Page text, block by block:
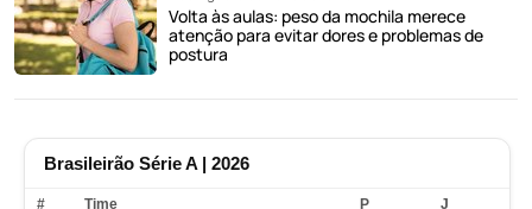
Volta às aulas: peso da mochila merece
atenção para evitar dores e problemas de
postura